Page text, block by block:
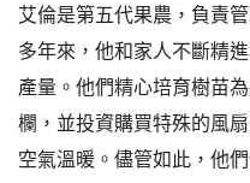
艾倫是第五代果農，負責
多年來，他和家人不斷精
產量。他們精心培育樹苗
欄，並投資購買特殊的風
空氣溫暖。儘管如此，他